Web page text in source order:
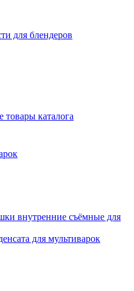
для блендеров
товары каталога
внутренние съёмные для
для мультиварок